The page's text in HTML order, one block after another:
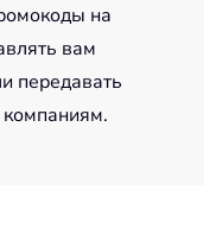
на
вам
передавать